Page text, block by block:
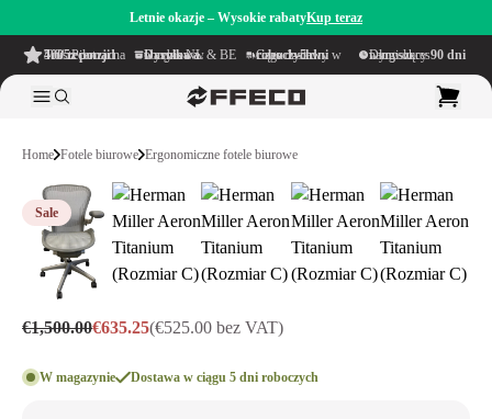
Letnie okazje – Wysokie rabatyKup teraz
4.6/5
z ponad 500 recenzji
na TrustPilot Darmowa wysyłka
w obrębie NL & BE Czas dostawy w ciągu
1–5 dni roboczych Długi okres namysłu wynoszący90 dni
Home Fotele biurowe Ergonomiczne fotele biurowe
Sale
€1,500.00€635.25(€525.00 bez VAT)
W magazynie Dostawa w ciągu 5 dni roboczych